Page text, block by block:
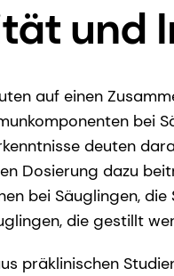
und
auf einen
bei
deuten
Dosierung dazu
bei Säuglingen,
die gestillt
präklinischen